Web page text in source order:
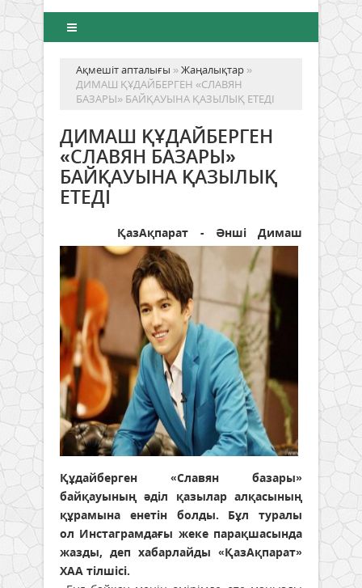
Ақмешіт апталығы »Жаңалықтар »
ДИМАШ ҚҰДАЙБЕРГЕН «СЛАВЯН
БАЗАРЫ» БАЙҚАУЫНА ҚАЗЫЛЫҚ ЕТЕДІ
ДИМАШ ҚҰДАЙБЕРГЕН
«СЛАВЯН БАЗАРЫ»
БАЙҚАУЫНА ҚАЗЫЛЫҚ
ЕТЕДІ
ҚазАқпарат - Әнші Димаш
Құдайберген «Славян базары»
байқауының әділ қазылар алқасының
құрамына енетін болды. Бұл туралы
ол Инстаграмдағы жеке парақшасында
жазды, деп хабарлайды «ҚазАқпарат»
ХАА тілшісі.